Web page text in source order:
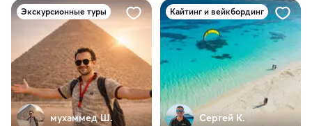
Экскурсионные туры
мухаммед Ш.
Кайтинг и вейкбординг
Сергей К.